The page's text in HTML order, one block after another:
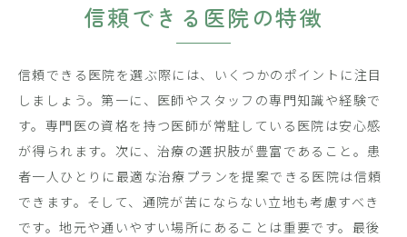
信頼できる医院の特徴
信頼できる医院を選ぶ際には、いくつかのポイントに注目
しましょう。第一に、医師やスタッフの専門知識や経験で
す。専門医の資格を持つ医師が常駐している医院は安心感
が得られます。次に、治療の選択肢が豊富であること。患
者一人ひとりに最適な治療プランを提案できる医院は信頼
できます。そして、通院が苦にならない立地も考慮すべき
です。地元や通いやすい場所にあることは重要です。最後